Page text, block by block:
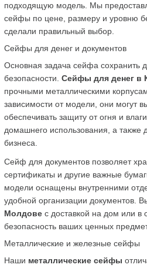
подходящую модель. Мы
сейфы по цене, размеру и уровню
сделали правильный выбор.
Сейфы для денег и документов
Основная задача сейфа сохранить
безопасности. Сейфы для денег в
прочными металлическими
зависимости от модели, они могут
обеспечивать защиту от огня и
домашнего использования, а также
бизнеса.
Сейф для документов позволяет
сертификаты и другие важные
модели оснащены внутренними
удобной организации документов.
Молдове с доставкой на дом или в
безопасность ваших ценных
Металлические и железные сейфы
Наши металлические сейфы